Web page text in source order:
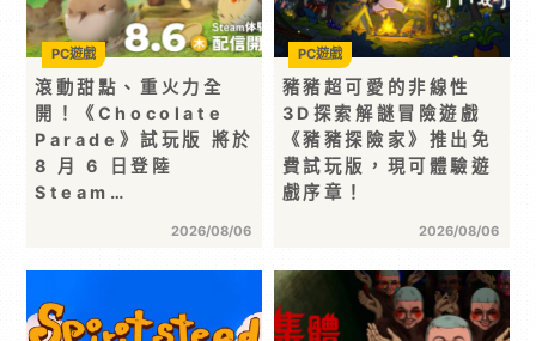
滾動甜點、重火力全
開！《Chocolate
Parade》試玩版 將於
8 月 6 日登陸
Steam…
2026/08/06
PC遊戲
豬豬超可愛的非線性
3D探索解謎冒險遊戲
《豬豬探險家》推出免
費試玩版，現可體驗遊
戲序章！
2026/08/06
PC遊戲